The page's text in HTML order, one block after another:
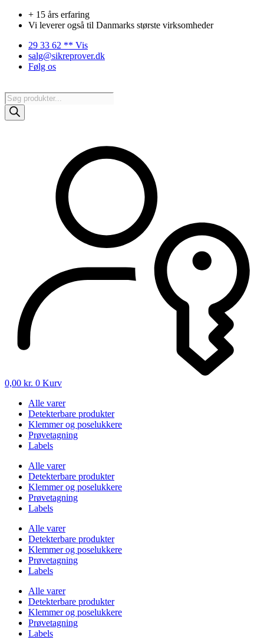
Videre+ 15 års erfaring
Vi leverer også til Danmarks største virksomheder
29 33 62 ** Vis
salg@sikreprover.dk
Følg os
Products
search
0,00 kr. 0 Kurv
Alle varer
Detekterbare produkter
Klemmer og poselukkere
Prøvetagning
Labels
Alle varer
Detekterbare produkter
Klemmer og poselukkere
Prøvetagning
Labels
Alle varer
Detekterbare produkter
Klemmer og poselukkere
Prøvetagning
Labels
Alle varer
Detekterbare produkter
Klemmer og poselukkere
Prøvetagning
Labels